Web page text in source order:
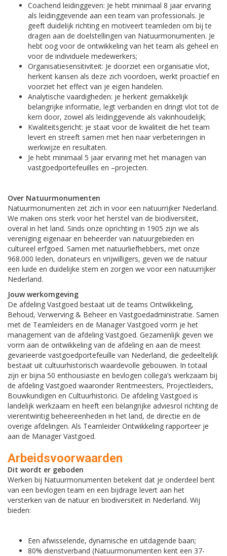
Coachend leidinggeven: Je hebt minimaal 8 jaar ervaring
als leidinggevende aan een team van professionals. Je
geeft duidelijk richting en motiveert teamleden om bij te
dragen aan de doelstellingen van Natuurmonumenten. Je
hebt oog voor de ontwikkeling van het team als geheel en
voor de individuele medewerkers;
Organisatiesensitiviteit: Je doorziet een organisatie vlot,
herkent kansen als deze zich voordoen, werkt proactief en
voorziet het effect van je eigen handelen.
Analytische vaardigheden: je herkent gemakkelijk
belangrijke informatie, legt verbanden en dringt vlot tot de
kern door, zowel als leidinggevende als vakinhoudelijk;
Kwaliteitsgericht: je staat voor de kwaliteit die het team
levert en streeft samen met hen naar verbeteringen in
werkwijze en resultaten.
Je hebt minimaal 5 jaar ervaring met het managen van
vastgoedportefeuilles en –projecten.
Over Natuurmonumenten
Natuurmonumenten zet zich in voor een natuurrijker Nederland.
We maken ons sterk voor het herstel van de biodiversiteit,
overal in het land. Sinds onze oprichting in 1905 zijn we als
vereniging eigenaar en beheerder van natuurgebieden en
cultureel erfgoed. Samen met natuurliefhebbers, met onze
968.000 leden, donateurs en vrijwilligers, geven we de natuur
een luide en duidelijke stem en zorgen we voor een natuurrijker
Nederland.
Jouw werkomgeving
De afdeling Vastgoed bestaat uit de teams Ontwikkeling,
Behoud, Verwerving & Beheer en Vastgoedadministratie. Samen
met de Teamleiders en de Manager Vastgoed vorm je het
management van de afdeling Vastgoed. Gezamenlijk geven we
vorm aan de ontwikkeling van de afdeling en aan de meest
gevarieerde vastgoedportefeuille van Nederland, die gedeeltelijk
bestaat uit cultuurhistorisch waardevolle gebouwen. In totaal
zijn er bijna 50 enthousiaste en bevlogen collega’s werkzaam bij
de afdeling Vastgoed waaronder Rentmeesters, Projectleiders,
Bouwkundigen en Cultuurhistorici. De afdeling Vastgoed is
landelijk werkzaam en heeft een belangrijke adviesrol richting de
vierentwintig beheereenheden in het land, de directie en de
overige afdelingen. Als Teamleider Ontwikkeling rapporteer je
aan de Manager Vastgoed.
Arbeidsvoorwaarden
Dit wordt er geboden
Werken bij Natuurmonumenten betekent dat je onderdeel bent
van een bevlogen team en een bijdrage levert aan het
versterken van de natuur en biodiversiteit in Nederland. Wij
bieden:
Een afwisselende, dynamische en uitdagende baan;
80% dienstverband (Natuurmonumenten kent een 37-